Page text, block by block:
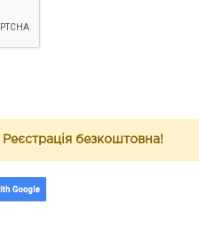
Реєстрація безкоштовна!